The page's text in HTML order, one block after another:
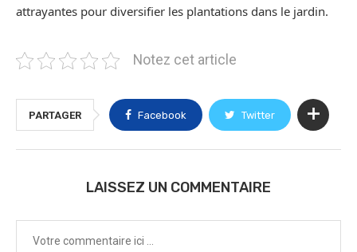
attrayantes pour diversifier les plantations dans le jardin.
Notez cet article
PARTAGER Facebook Twitter
LAISSEZ UN COMMENTAIRE